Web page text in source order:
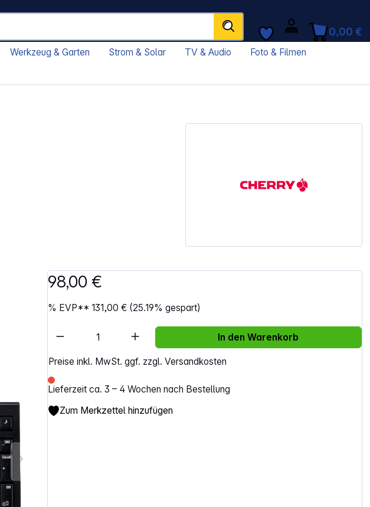
0,00 €
Werkzeug & Garten Strom & Solar TV & Audio
Foto & Filmen
98,00 €
% EVP**131,00 € (25.19% gespart)
Preise inkl. MwSt. ggf. zzgl. Versandkosten
Lieferzeit ca. 3 – 4 Wochen nach Bestellung
Artikel Anzahl: Gib den gewünschten Wert ein
In den Warenkorb
Zum Merkzettel hinzufügen